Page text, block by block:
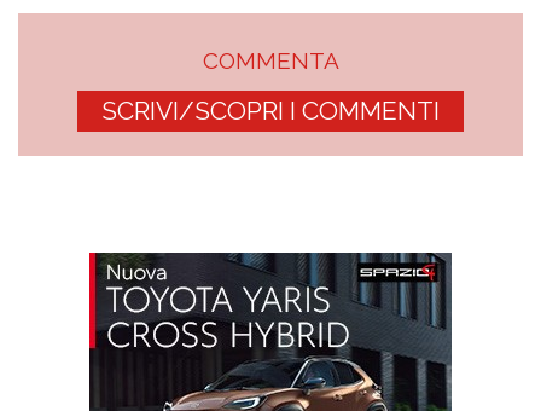
COMMENTA
SCRIVI/SCOPRI I COMMENTI